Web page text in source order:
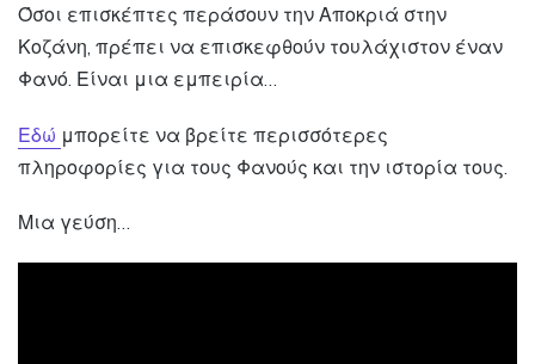
Όσοι επισκέπτες περάσουν την Αποκριά στην
Κοζάνη, πρέπει να επισκεφθούν τουλάχιστον έναν
Φανό. Είναι μια εμπειρία…
Εδώ μπορείτε να βρείτε περισσότερες
πληροφορίες για τους Φανούς και την ιστορία τους.
Μια γεύση…